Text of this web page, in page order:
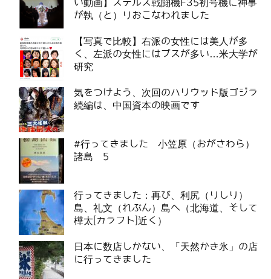
い動画】ステルス戦闘機F35初号機に神事
が執（と）りおこなわれました
【写真で比較】右派の女性には美人が多
く、左派の女性にはブスが多い…米大学が
研究
気をつけよう、次回のハリウッド版ゴジラ
続編は、中国資本の映画です
#行ってきました 小笠原（おがさわら）
諸島 5
行ってきました：再び、利尻（りしり）
島、礼文（れぶん）島へ（北海道、そして
樺太[カラフト]近く）
日本に数店しかない、「天然かき氷」の店
に行ってきました